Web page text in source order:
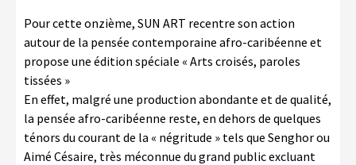
Pour cette onzième, SUN ART recentre son action
autour de la pensée contemporaine afro-caribéenne et
propose une édition spéciale « Arts croisés, paroles
tissées »
En effet, malgré une production abondante et de qualité,
la pensée afro-caribéenne reste, en dehors de quelques
ténors du courant de la « négritude » tels que Senghor ou
Aimé Césaire, très méconnue du grand public excluant